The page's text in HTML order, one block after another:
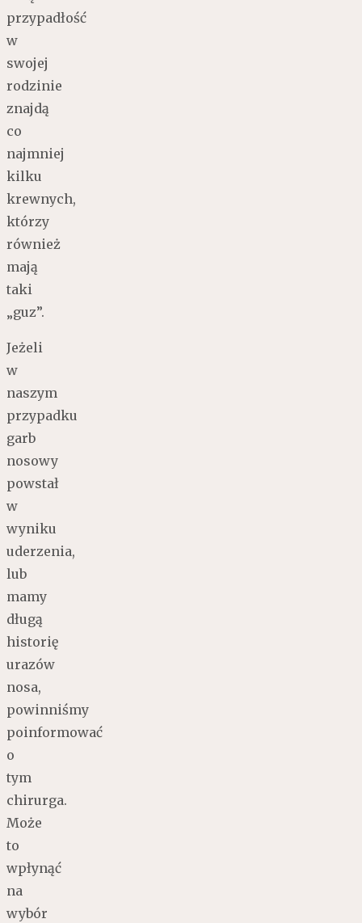
przypadłość
w
swojej
rodzinie
znajdą
co
najmniej
kilku
krewnych,
którzy
również
mają
taki
„guz”.
Jeżeli
w
naszym
przypadku
garb
nosowy
powstał
w
wyniku
uderzenia,
lub
mamy
długą
historię
urazów
nosa,
powinniśmy
poinformować
o
tym
chirurga.
Może
to
wpłynąć
na
wybór